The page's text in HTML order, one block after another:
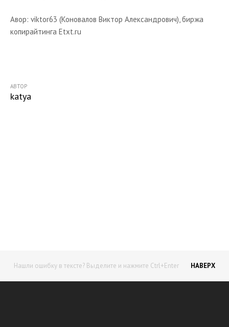
Авор: viktor63 (Коновалов Виктор Александрович), биржа
копирайтинга Etxt.ru
АВТОР
katya
Нашли ошибку в тексте? Выделите и нажмите Ctrl+Enter НАВЕРХ